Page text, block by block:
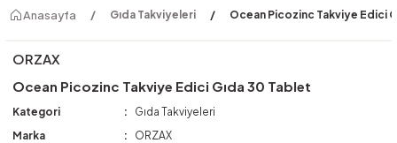
Anasayfa Gıda Takviyeleri Ocean Picozinc Takviye Edici
ORZAX
Ocean Picozinc Takviye Edici Gıda 30 Tablet
Kategori
Gıda Takviyeleri
Marka
ORZAX